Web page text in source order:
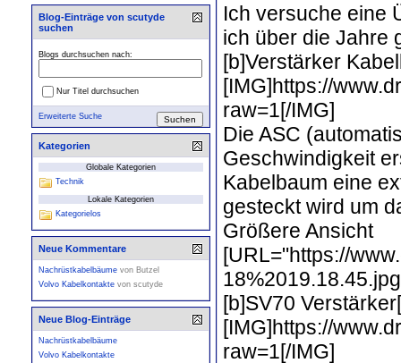
Ich versuche eine
ich über die Jahre
[b]Verstärker
[IMG]https://
raw=1[/IMG]
Die ASC
Geschwindigkeit
Kabelbaum eine
gesteckt wird um
Größere Ansicht
[URL="https://
[b]SV70
[IMG]https://
raw=1[/IMG]
Blog-Einträge von scutyde
suchen
Blogs durchsuchen nach:
Nur Titel durchsuchen
Erweiterte Suche
Kategorien
Globale Kategorien
Technik
Lokale Kategorien
Kategorielos
Neue Kommentare
Nachrüstkabelbäume von Butzel
Volvo Kabelkontakte von scutyde
Neue Blog-Einträge
Nachrüstkabelbäume
Volvo Kabelkontakte